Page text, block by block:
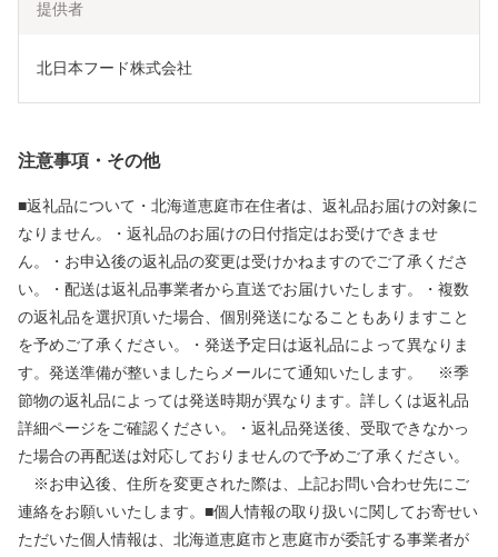
提供者
北日本フード株式会社
注意事項・その他
■返礼品について・北海道恵庭市在住者は、返礼品お届けの対象に
なりません。・返礼品のお届けの日付指定はお受けできませ
ん。・お申込後の返礼品の変更は受けかねますのでご了承くださ
い。・配送は返礼品事業者から直送でお届けいたします。・複数
の返礼品を選択頂いた場合、個別発送になることもありますこと
を予めご了承ください。・発送予定日は返礼品によって異なりま
す。発送準備が整いましたらメールにて通知いたします。 ※季
節物の返礼品によっては発送時期が異なります。詳しくは返礼品
詳細ページをご確認ください。・返礼品発送後、受取できなかっ
た場合の再配送は対応しておりませんので予めご了承ください。
※お申込後、住所を変更された際は、上記お問い合わせ先にご
連絡をお願いいたします。■個人情報の取り扱いに関してお寄せい
ただいた個人情報は、北海道恵庭市と恵庭市が委託する事業者が